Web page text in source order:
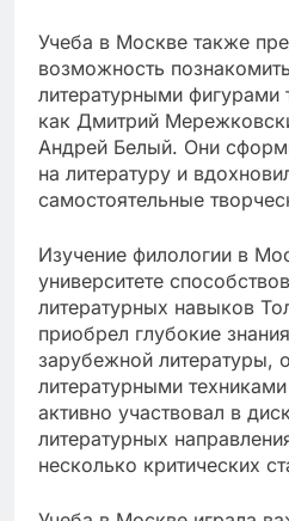
Учеба в Москве также
возможность
литературными фигурами
как Дмитрий
Андрей Белый. Они
на литературу и
самостоятельные
Изучение филологии в
университете
литературных навыков
приобрел глубокие
зарубежной литературы,
литературными
активно участвовал в
литературных
несколько критических